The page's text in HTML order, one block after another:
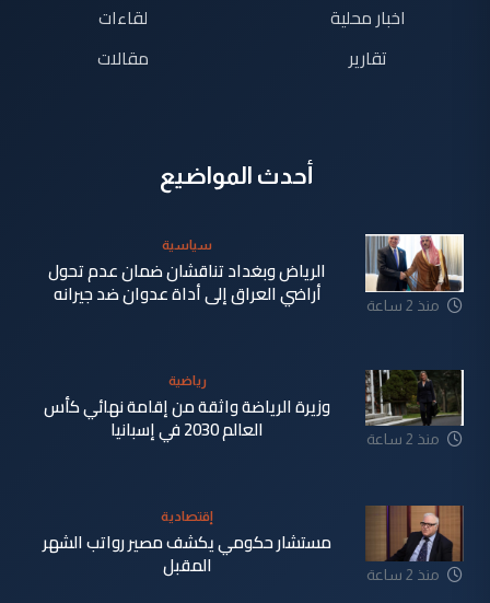
اخبار محلية
تقارير
لقاءات
مقالات
أحدث المواضيع
منذ 2 ساعة
سياسية
الرياض وبغداد تناقشان ضمان عدم تحول
أراضي العراق إلى أداة عدوان ضد جيرانه
منذ 2 ساعة
رياضية
وزيرة الرياضة واثقة من إقامة نهائي كأس
العالم 2030 في إسبانيا
منذ 2 ساعة
إقتصادية
مستشار حكومي يكشف مصير رواتب الشهر
المقبل